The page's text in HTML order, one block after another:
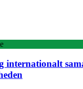
internationalt